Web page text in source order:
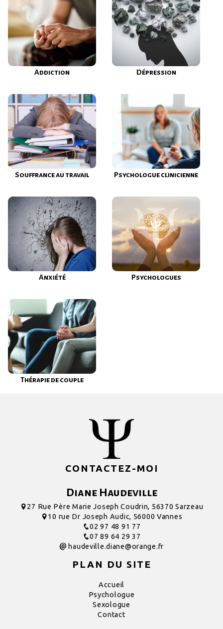
Addiction Dépression
Souffrance au travail Psychologue clinicienne
Anxiété Psychologues
Thérapie de couple
CONTACTEZ-MOI
Diane Haudeville
27 Rue Père Marie Joseph Coudrin, 56370 Sarzeau
10 rue Dr Joseph Audic, 56000 Vannes
02 97 48 91 77
07 89 64 29 37
haudeville.diane@orange.fr
PLAN DU SITE
Accueil
Psychologue
Sexologue
Contact